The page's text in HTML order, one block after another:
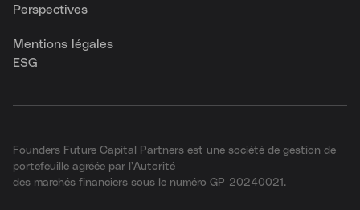
Perspectives
Mentions légales
ESG
Founders Future Capital Partners est une société de gestion de
portefeuille agréée par l’Autorité
des marchés financiers sous le numéro GP-20240021.